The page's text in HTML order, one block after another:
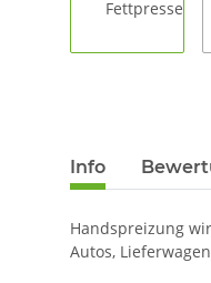
Info
Handspreizung
Autos,